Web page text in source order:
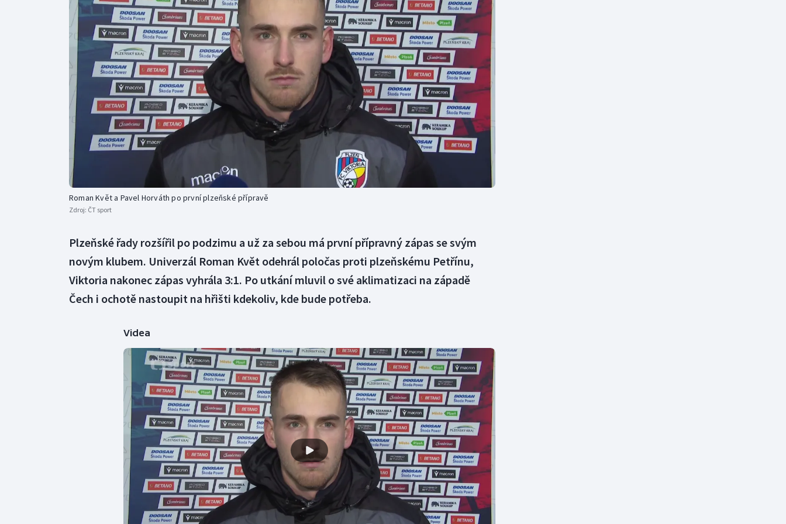
Curling
Dostihy
Florbal
Futsal
Golf
Gymnastika
Moderní pětiboj
Motorsport
Olympijské hry
Parasport
Plavání
Plážový volejbal
Triatlon
Veslování
Vodní slalom
Volejbal
Ostatní
Roman Květ a Pavel Horváth po první plzeňské přípravě
Zdroj: ČT sport
Plzeňské řady rozšířil po podzimu a už za sebou má první přípravný zápas se svým
novým klubem. Univerzál Roman Květ odehrál poločas proti plzeňskému Petřínu,
Viktoria nakonec zápas vyhrála 3:1. Po utkání mluvil o své aklimatizaci na západě
Čech i ochotě nastoupit na hřišti kdekoliv, kde bude potřeba.
Videa